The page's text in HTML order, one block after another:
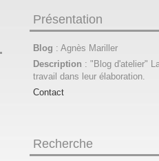
Présentation
Blog : Agnès Mariller
Description : "Blog d'atelier"
travail dans leur élaboration.
Contact
Recherche